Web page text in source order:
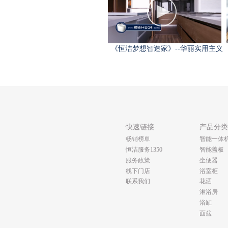
《恒洁梦想智造家》--华丽实用主义
快速链接
畅销榜单
恒洁服务1350
服务政策
线下门店
联系我们
产品分类
智能一体
智能盖板
坐便器
浴室柜
花洒
淋浴房
浴缸
面盆